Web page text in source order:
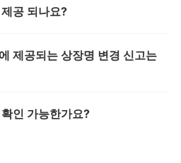
공 되나요?
제공되는 상장명 변경 신고는
인 가능한가요?